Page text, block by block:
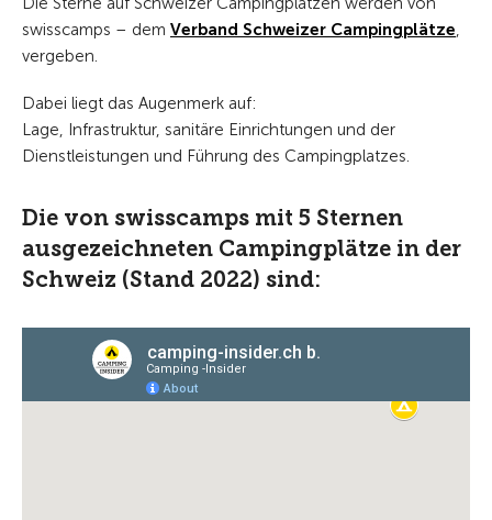
swisscamps – dem Verband Schweizer Campingplätze,
vergeben.
Dabei liegt das Augenmerk auf:
Lage, Infrastruktur, sanitäre Einrichtungen und der
Dienstleistungen und Führung des Campingplatzes.
Die von swisscamps mit 5 Sternen
ausgezeichneten Campingplätze in der
Schweiz (Stand 2022) sind: